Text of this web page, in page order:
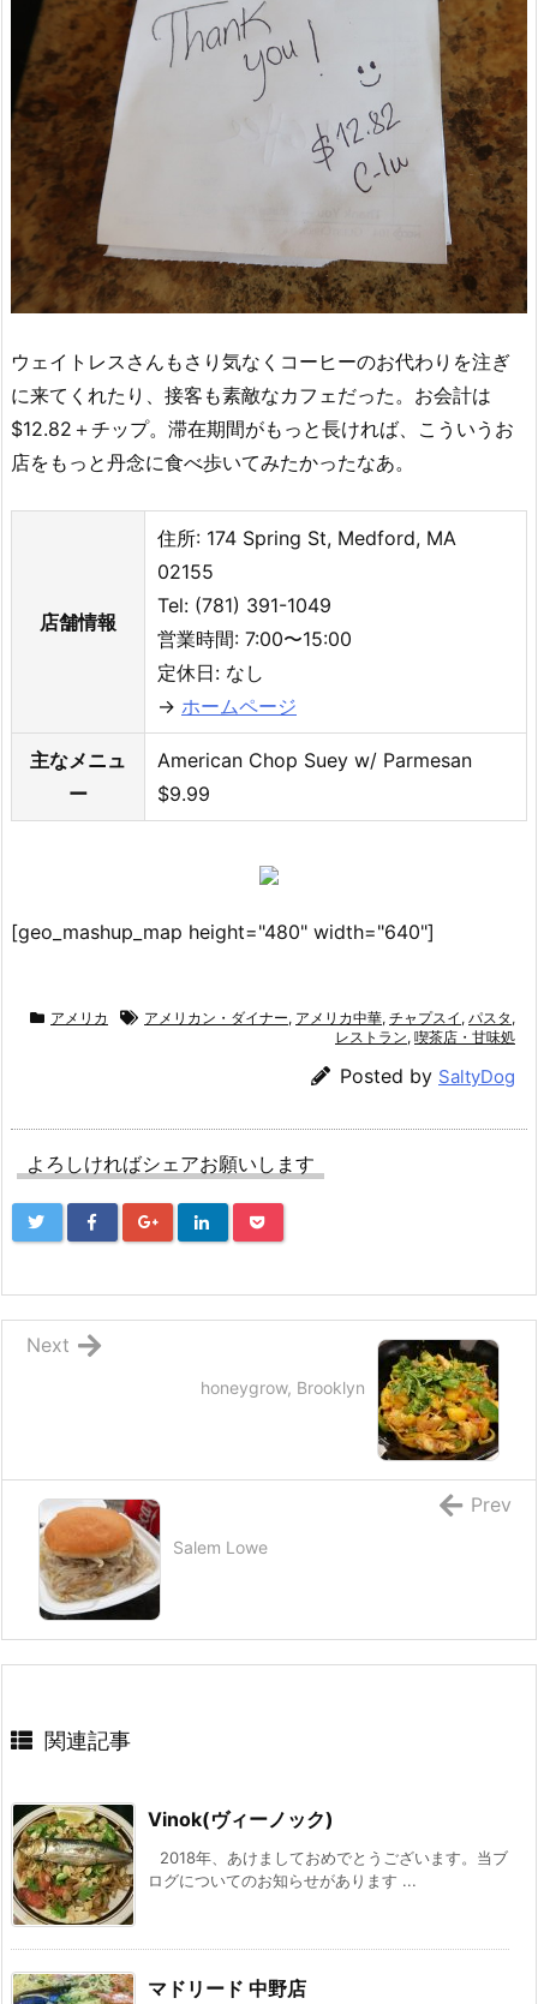
ウェイトレスさんもさり気なくコーヒーのお代わりを注ぎ
に来てくれたり、接客も素敵なカフェだった。お会計は
$12.82＋チップ。滞在期間がもっと長ければ、こういうお
店をもっと丹念に食べ歩いてみたかったなあ。
店舗情報
住所: 174 Spring St, Medford, MA
02155
Tel: (781) 391-1049
営業時間: 7:00〜15:00
定休日: なし
→ ホームページ
主なメニュ
ー
American Chop Suey w/ Parmesan
$9.99
[geo_mashup_map height="480" width="640"]
アメリカ アメリカン・ダイナー, アメリカ中華, チャプスイ , パスタ ,
レストラン, 喫茶店・甘味処
Posted by SaltyDog
よろしければシェアお願いします
honeygrow, Brooklyn
Next
Salem Lowe
Prev
関連記事
Vinok(ヴィーノック)
2018年、あけましておめでとうございます。当ブ
ログについてのお知らせがあります ...
マドリード 中野店